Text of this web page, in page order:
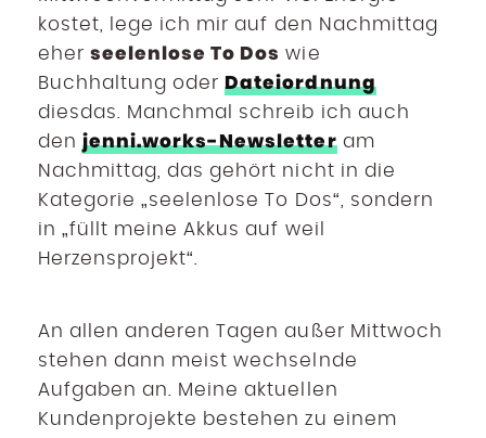
kostet, lege ich mir auf den Nachmittag
eherseelenlose To Dos wie
Buchhaltung oderDateiordnung
diesdas. Manchmal schreib ich auch
denjenni.works-Newsletteram
Nachmittag, das gehört nicht in die
Kategorie „seelenlose To Dos“, sondern
in „füllt meine Akkus auf weil
Herzensprojekt“.
An allen anderen Tagen außer Mittwoch
stehen dann meist wechselnde
Aufgaben an. Meine aktuellen
Kundenprojekte bestehen zu einem